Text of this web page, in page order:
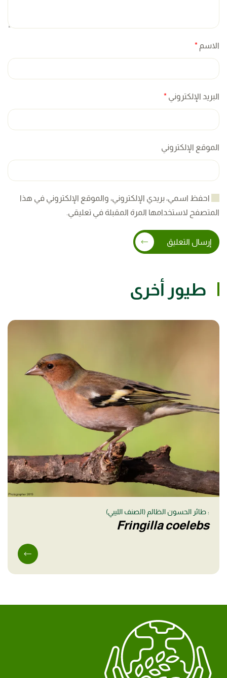
الاسم *
البريد الإلكتروني *
الموقع الإلكتروني
احفظ اسمي، بريدي الإلكتروني، والموقع الإلكتروني في هذا
المتصفح لاستخدامها المرة المقبلة في تعليقي.
إرسال التعليق
طيور أخرى
: طائر الحسون الظالم (الصنف الليبي)
Fringilla coelebs